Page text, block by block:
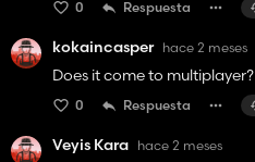
0 Respuesta
kokaincasper hace 2 meses
Does it come to multiplayer?
0 Respuesta
Veyis Kara hace 2 meses